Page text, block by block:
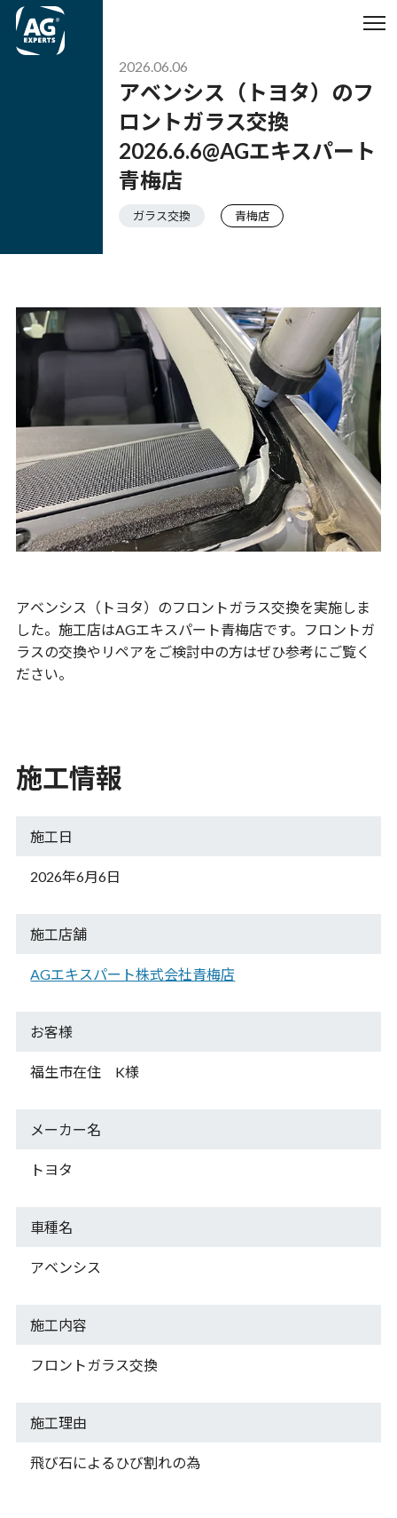
2026.06.06
アベンシス（トヨタ）のフ
ロントガラス交換
2026.6.6@AGエキスパート
青梅店
ガラス交換 青梅店
アベンシス（トヨタ）のフロントガラス交換を実施しま
した。施工店はAGエキスパート青梅店です。フロントガ
ラスの交換やリペアをご検討中の方はぜひ参考にご覧く
ださい。
施工情報
施工日
2026年6月6日
施工店舗
AGエキスパート株式会社青梅店
お客様
福生市在住 K様
メーカー名
トヨタ
車種名
アベンシス
施工内容
フロントガラス交換
施工理由
飛び石によるひび割れの為